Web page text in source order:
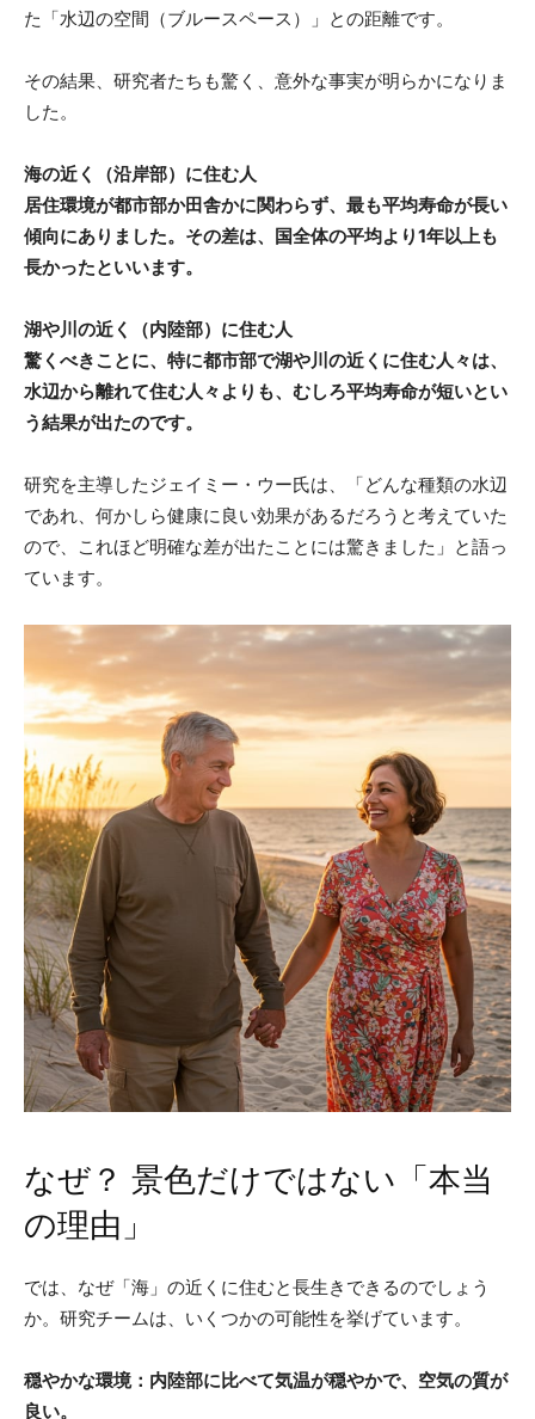
た「水辺の空間（ブルースペース）」との距離です。
その結果、研究者たちも驚く、意外な事実が明らかになりま
した。
海の近く（沿岸部）に住む人
居住環境が都市部か田舎かに関わらず、最も平均寿命が長い
傾向にありました。その差は、国全体の平均より1年以上も
長かったといいます。
湖や川の近く（内陸部）に住む人
驚くべきことに、特に都市部で湖や川の近くに住む人々は、
水辺から離れて住む人々よりも、むしろ平均寿命が短いとい
う結果が出たのです。
研究を主導したジェイミー・ウー氏は、「どんな種類の水辺
であれ、何かしら健康に良い効果があるだろうと考えていた
ので、これほど明確な差が出たことには驚きました」と語っ
ています。
なぜ？ 景色だけではない「本当
の理由」
では、なぜ「海」の近くに住むと長生きできるのでしょう
か。研究チームは、いくつかの可能性を挙げています。
穏やかな環境：内陸部に比べて気温が穏やかで、空気の質が
良い。